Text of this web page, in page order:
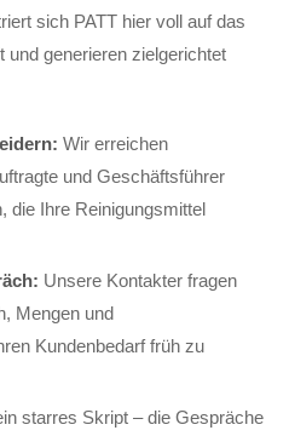
sich PATT hier voll auf das
und generieren zielgerichtet
Wir erreichen
und Geschäftsführer
die Ihre Reinigungsmittel
Unsere Kontakter fragen
Mengen und
Kundenbedarf früh zu
starres Skript – die Gespräche